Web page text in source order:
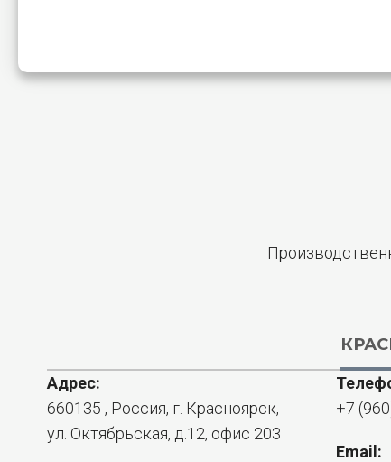
Адрес:
660135 , Россия, г. Красноярск,
ул. Октябрьская, д.12, офис 203
+7
Email: